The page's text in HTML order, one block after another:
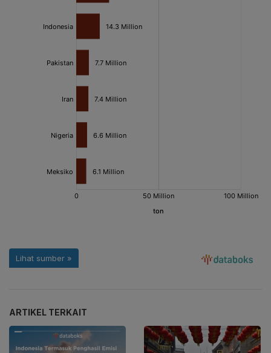
ARTIKEL TERKAIT